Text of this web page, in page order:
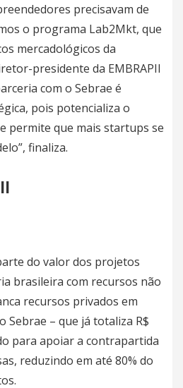
precisavam de
o programa Lab2Mkt, que
mercadológicos da
presidente da EMBRAPII
com o Sebrae é
pois potencializa o
permite que mais startups se
finaliza.
do valor dos projetos
brasileira com recursos não
recursos privados em
Sebrae – que já totaliza R$
para apoiar a contrapartida
reduzindo em até 80% do